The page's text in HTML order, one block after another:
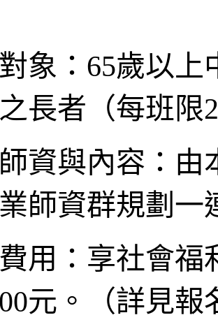
象：65歲以上
長者（每班限
資與內容：由
師資群規劃一
用：享社會福
元。（詳見